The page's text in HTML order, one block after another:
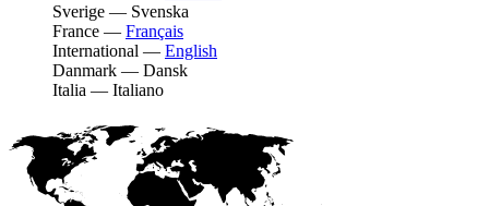
Sverige — Svenska
France — Français
International — English
Danmark — Dansk
Italia — Italiano